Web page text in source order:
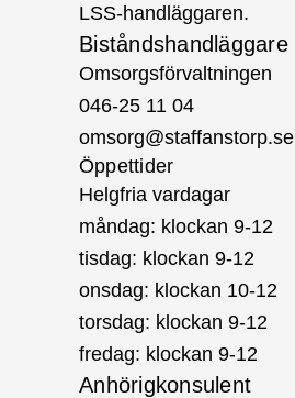
LSS-handläggaren.
Biståndshandläggare
Omsorgsförvaltningen
046-25 11 04
omsorg@staffanstorp.se
Öppettider
Helgfria vardagar
måndag: klockan 9-12
tisdag: klockan 9-12
onsdag: klockan 10-12
torsdag: klockan 9-12
fredag: klockan 9-12
Anhörigkonsulent